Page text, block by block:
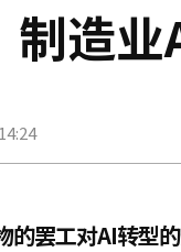
制造
的罢工对AI转型